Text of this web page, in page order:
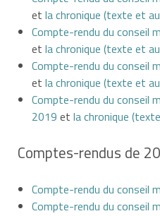
et la chronique (texte et
Compte-rendu du conseil
et la chronique (texte et
Compte-rendu du conseil
et la chronique (texte et
Compte-rendu du conseil
2019 et la chronique
Comptes-rendus de
Compte-rendu du conseil
Compte-rendu du conseil